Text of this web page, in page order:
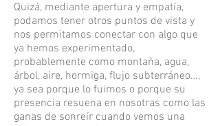
Quizá, mediante apertura y empatía,
podamos tener otros puntos de vista y
nos permitamos conectar con algo que
ya hemos experimentado,
probablemente como montaña, agua,
árbol, aire, hormiga, flujo subterráneo…,
ya sea porque lo fuimos o porque su
presencia resuena en nosotras como las
ganas de sonreír cuando vemos una